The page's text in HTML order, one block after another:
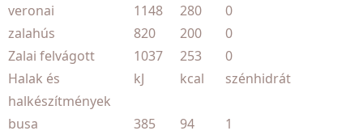
veronai
1148 280
0
zalahús
820 200
0
Zalai felvágott
1037 253
0
Halak és
halkészítmények
kJ kcal szénhidrát
busa 385 94
1